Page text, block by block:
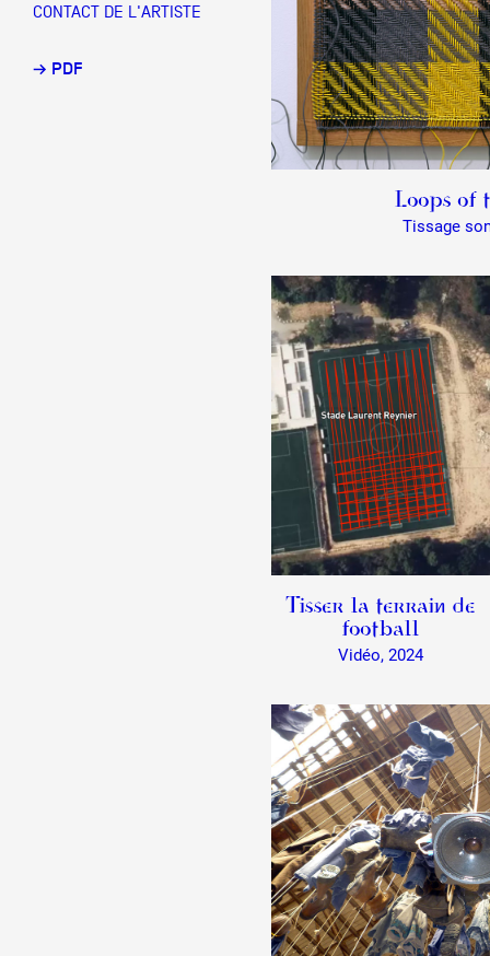
Équipe
Partenaires
Actions
Documentation
Visites d'ateliers
Production vidéo
Formation
Événements
1% œuvres
Réseau
CONTACT DE L'ARTISTE
→ PDF
Loops of
Tissage
Tisser la terrain de
football
Vidéo, 2024